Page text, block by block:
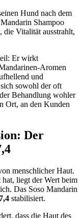
Hund nach dem
Shampoo
die Vitalität ausstrahlt,
Er wirkt
Aromen
und
sowohl der oft
Behandlung wohler
Ort, an den Kunden
Der
menschlicher Haut.
liegt der Wert beim
Das Soso Mandarin
stabilisiert.
dass die Haut des